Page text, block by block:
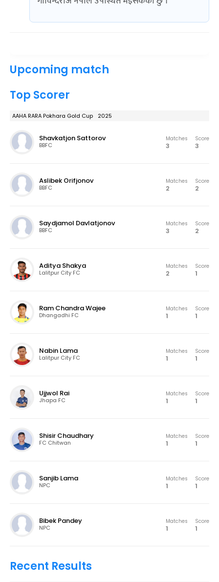
Upcoming match
Top Scorer
AAHA RARA Pokhara Gold Cup 2025
Shavkatjon Sattorov
BBFC
Matches
3
Score
3
Aslibek Orifjonov
BBFC
Matches
2
Score
2
Saydjamol Davlatjonov
BBFC
Matches
3
Score
2
Aditya Shakya
Lalitpur City FC
Matches
2
Score
1
Ram Chandra Wajee
Dhangadhi FC
Matches
1
Score
1
Nabin Lama
Lalitpur City FC
Matches
1
Score
1
Ujjwol Rai
Jhapa FC
Matches
1
Score
1
Shisir Chaudhary
FC Chitwan
Matches
1
Score
1
Sanjib Lama
NPC
Matches
1
Score
1
Bibek Pandey
NPC
Matches
1
Score
1
Recent Results